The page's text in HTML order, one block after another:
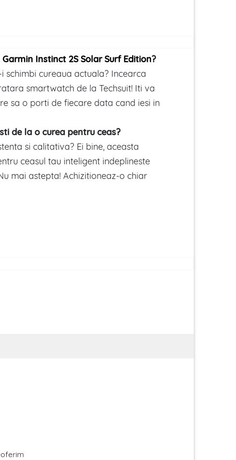
Garmin Instinct 2S Solar Surf Edition?
schimbi cureaua actuala? Incearca
smartwatch de la Techsuit! Iti va
sa o porti de fiecare data cand iesi in
de la o curea pentru ceas?
si calitativa? Ei bine, aceasta
ceasul tau inteligent indeplineste
mai astepta! Achizitioneaz-o chiar